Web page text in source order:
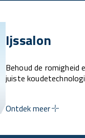
Ijssalon
Behoud de romigheid
juiste
Ontdek meer